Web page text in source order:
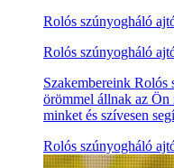
Rolós szúnyogháló
Rolós szúnyogháló
Szakembereink Rolós
örömmel állnak az Ön
minket és szívesen
Rolós szúnyogháló